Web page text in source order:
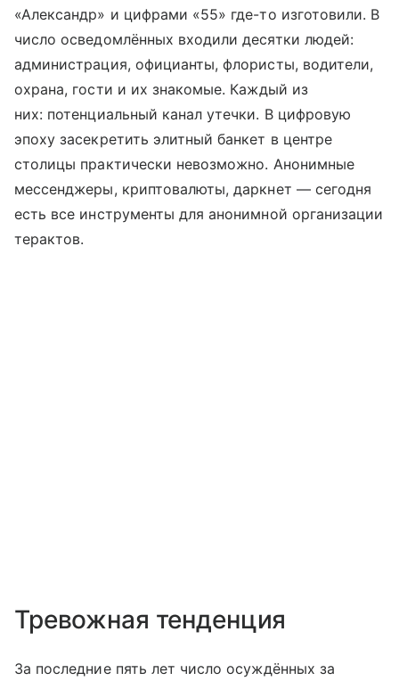
«Александр» и цифрами «55» где-то изготовили. В
число осведомлённых входили десятки людей:
администрация, официанты, флористы, водители,
охрана, гости и их знакомые. Каждый из
них: потенциальный канал утечки. В цифровую
эпоху засекретить элитный банкет в центре
столицы практически невозможно. Анонимные
мессенджеры, криптовалюты, даркнет — сегодня
есть все инструменты для анонимной организации
терактов.
Тревожная тенденция
За последние пять лет число осуждённых за